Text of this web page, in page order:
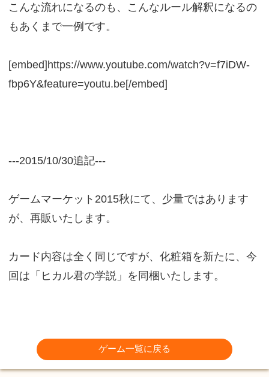
こんな流れになるのも、こんなルール解釈になるの
もあくまで一例です。
[embed]https://www.youtube.com/watch?v=f7iDW-
fbp6Y&feature=youtu.be[/embed]
---2015/10/30追記---
ゲームマーケット2015秋にて、少量ではあります
が、再販いたします。
カード内容は全く同じですが、化粧箱を新たに、今
回は「ヒカル君の学説」を同梱いたします。
ゲーム一覧に戻る